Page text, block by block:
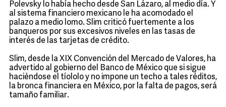
Polevsky lo había hecho desde San Lázaro, al medio día. Y
al sistema financiero mexicano le ha acomodado el
palazo a medio lomo. Slim criticó fuertemente a los
banqueros por sus excesivos niveles en las tasas de
interés de las tarjetas de crédito.
Slim, desde la XIX Convención del Mercado de Valores, ha
advertido al gobierno del Banco de México que si sigue
haciéndose el tíololo y no impone un techo a tales réditos,
la bronca financiera en México, por la falta de pagos, será
tamaño familiar.